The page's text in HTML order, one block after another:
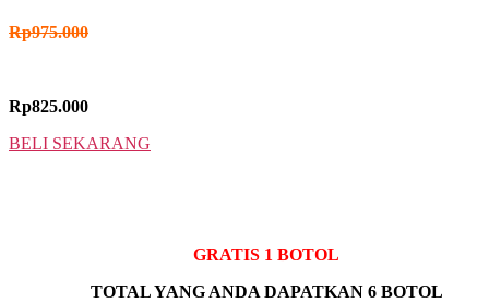
Rp975.000
Rp825.000
BELI SEKARANG
GRATIS 1 BOTOL
TOTAL YANG ANDA DAPATKAN 6 BOTOL